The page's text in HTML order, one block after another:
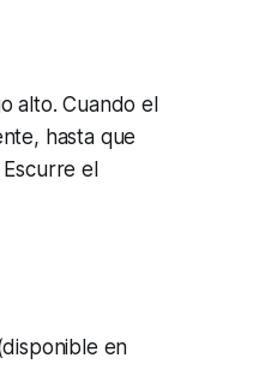
alto. Cuando el
hasta que
el
en